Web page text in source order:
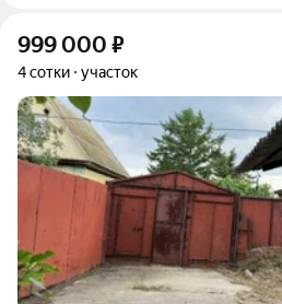
999 000 ₽
4 сотки участок